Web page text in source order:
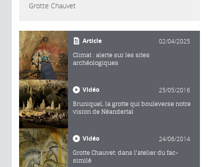
Grotte Chauvet
Article 02/04/2025
Climat : alerte sur les sites
archéologiques
Vidéo 25/05/2016
Bruniquel, la grotte qui bouleverse notre
vision de Néandertal
Vidéo 24/06/2014
Grotte Chauvet: dans l'atelier du fac-
similé